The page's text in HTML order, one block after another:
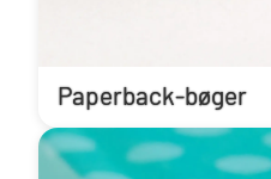
Paperback-bøger